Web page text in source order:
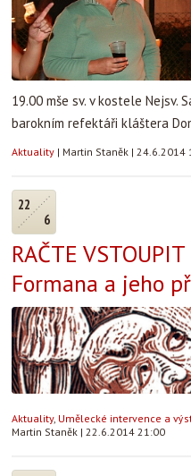
19.00 mše sv. v kostele Nejsv.
barokním refektáři kláštera
Aktuality | Martin Staněk | 24.6.2014
22
6
RAČTE
Formana a jeho
Aktuality, Umělecké intervence a
Martin Staněk | 22.6.2014 21:00